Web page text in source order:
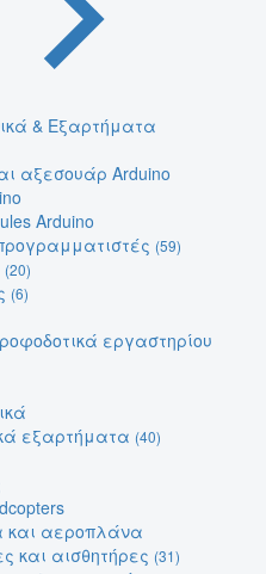
& Εξαρτήματα
αξεσουάρ Arduino
Arduino
(59)
(20)
(6)
εργαστηρίου
εξαρτήματα (40)
και αεροπλάνα
και αισθητήρες (31)